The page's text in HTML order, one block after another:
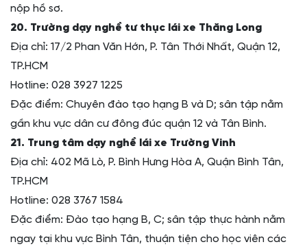
nộp hồ sơ.
20. Trường dạy nghề tư thục lái xe Thăng Long
Địa chỉ: 17/2 Phan Văn Hớn, P. Tân Thới Nhất, Quận 12,
TP.HCM
Hotline: 028 3927 1225
Đặc điểm: Chuyên đào tạo hạng B và D; sân tập nằm
gần khu vực dân cư đông đúc quận 12 và Tân Bình.
21. Trung tâm dạy nghề lái xe Trường Vinh
Địa chỉ: 402 Mã Lò, P. Bình Hưng Hòa A, Quận Bình Tân,
TP.HCM
Hotline: 028 3767 1584
Đặc điểm: Đào tạo hạng B, C; sân tập thực hành nằm
ngay tại khu vực Bình Tân, thuận tiện cho học viên các